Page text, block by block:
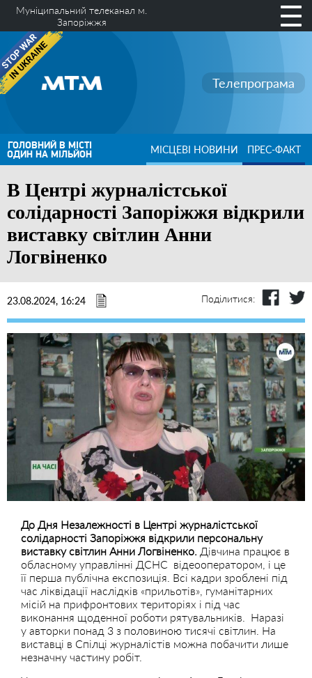
Муніципальний телеканал м.
Запоріжжя
Телепрограма
ГОЛОВНИЙ В МІСТІ
ОДИН НА МІЛЬЙОН МІСЦЕВІ НОВИНИ ПРЕС-ФАКТ
В Центрі журналістської
солідарності Запоріжжя відкрили
виставку світлин Анни
Логвіненко
23.08.2024, 16:24 Поділитися:
До Дня Незалежності в Центрі журналістської
солідарності Запоріжжя відкрили персональну
виставку світлин Анни Логвіненко. Дівчина працює в
обласному управлінні ДСНС відеооператором, і це
її перша публічна експозиція. Всі кадри зроблені під
час ліквідації наслідків «прильотів», гуманітарних
місій на прифронтових територіях і під час
виконання щоденної роботи рятувальників. Наразі
у авторки понад 3 з половиною тисячі світлин. На
виставці в Спілці журналістів можна побачити лише
незначну частину робіт.